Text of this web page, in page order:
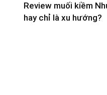
Review muối kiềm
hay chỉ là xu hướng?